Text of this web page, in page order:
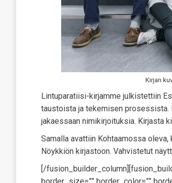
Kirjan
Lintuparatiisi-kirjamme julkistettiin
taustoista ja tekemisen prosessista.
jakaessaan nimikirjoituksia. Kirjasta
Samalla avattiin Kohtaamossa
Nöykkiön kirjastoon. Vahvistetut
[/